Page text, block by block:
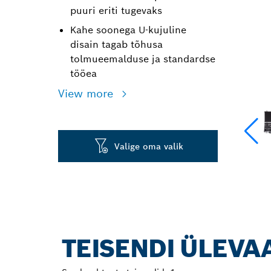
puuri eriti tugevaks
Kahe soonega U-kujuline
disain tagab tõhusa
tolmueemalduse ja standardse
tööea
View more
Valige oma valik
TEISENDI